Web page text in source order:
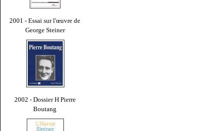
2001 - Essai sur l'œuvre de
George Steiner
2002 - Dossier H Pierre
Boutang